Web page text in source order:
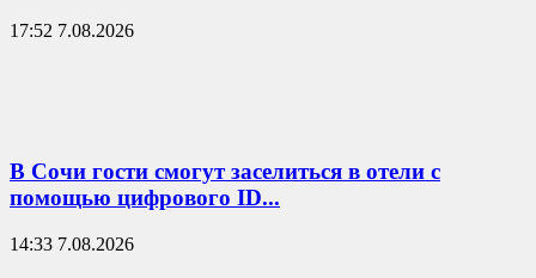
17:52 7.08.2026
В Сочи гости смогут заселиться в отели с
помощью цифрового ID...
14:33 7.08.2026